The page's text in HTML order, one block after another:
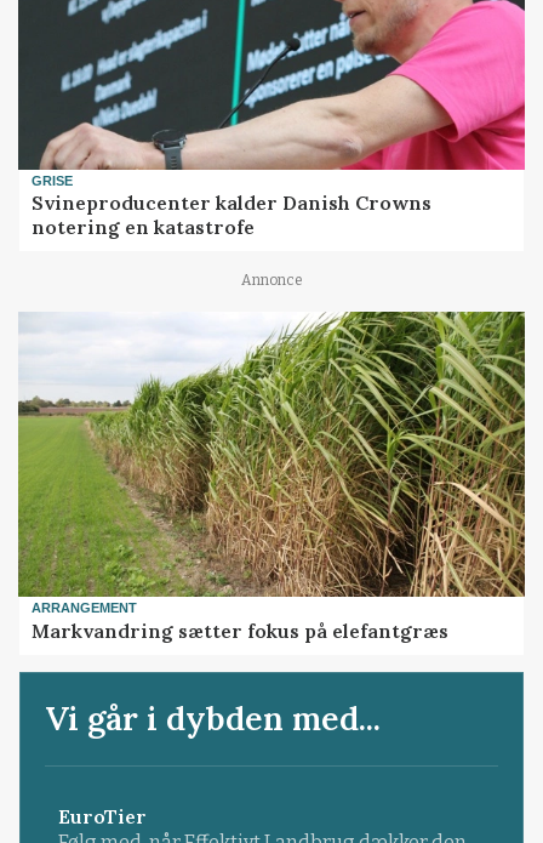
GRISE
Svineproducenter kalder Danish Crowns
notering en katastrofe
Annonce
ARRANGEMENT
Markvandring sætter fokus på elefantgræs
Vi går i dybden med...
EuroTier